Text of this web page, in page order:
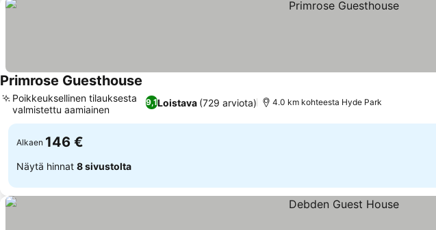
Primrose Guesthouse
9,1Loistava (729 arviota)
Poikkeuksellinen tilauksesta
valmistettu aamiainen
4.0 km kohteesta Hyde Park
Alkaen 146 €
Näytä hinnat 8 sivustolta